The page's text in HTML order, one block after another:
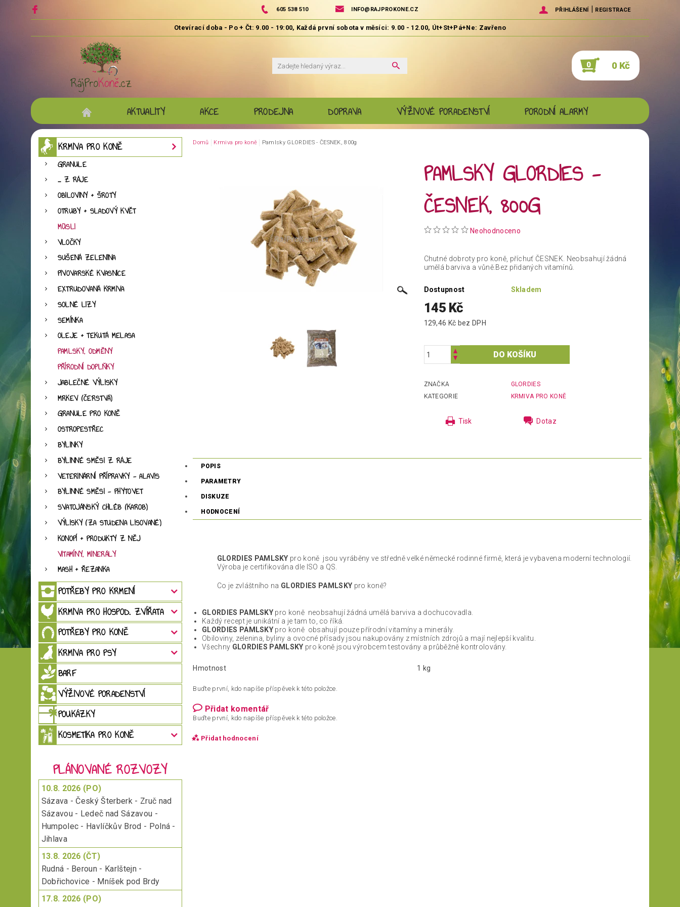
605 538 510 INFO@RAJPROKONE.CZ PŘIHLÁŠENÍ | REGISTRACE
0 0 Kč
AKTUALITY AKCE PRODEJNA DOPRAVA VÝŽIVOVÉ PORADENSTVÍ PORODNÍ ALARMY
KRMIVA PRO KONĚ
GRANULE
... Z RÁJE
OBILOVINY + ŠROTY
OTRUBY + SLADOVÝ KVĚT
MÜSLI
VLOČKY
SUŠENÁ ZELENINA
PIVOVARSKÉ KVASNICE
EXTRUDOVANÁ KRMIVA
SOLNÉ LIZY
SEMÍNKA
OLEJE + TEKUTÁ MELASA
PAMLSKY, ODMĚNY
PŘÍRODNÍ DOPLŇKY
JABLEČNÉ VÝLISKY
MRKEV (ČERSTVÁ)
GRANULE PRO KONĚ
OSTROPESTŘEC
BYLINKY
BYLINNÉ SMĚSI Z RÁJE
VETERINÁRNÍ PŘÍPRAVKY - ALAVIS
BYLINNÉ SMĚSI - PHYTOVET
SVATOJÁNSKÝ CHLÉB (KAROB)
VÝLISKY (ZA STUDENA LISOVANÉ)
KONOPÍ + PRODUKTY Z NĚJ
VITAMÍNY, MINERÁLY
MASH + ŘEZANKA
POTŘEBY PRO KRMENÍ
KRMIVA PRO HOSPOD. ZVÍŘATA
POTŘEBY PRO KONĚ
KRMIVA PRO PSY
BARF
VÝŽIVOVÉ PORADENSTVÍ
POUKÁZKY
KOSMETIKA PRO KONĚ
PLÁNOVANÉ ROZVOZY
10.8. 2026 (PO)
Sázava - Český Šterberk - Zruč nad
Sázavou - Ledeč nad Sázavou -
Humpolec - Havlíčkův Brod - Polná -
Jihlava
13.8. 2026 (ČT)
Rudná - Beroun - Karlštejn -
Dobřichovice - Mníšek pod Brdy
17.8. 2026 (PO)
Domů Krmiva pro koně Pamlsky GLORDIES - ČESNEK, 800g
PAMLSKY GLORDIES -
ČESNEK, 800G
Neohodnoceno
Chutné dobroty pro koně, příchuť ČESNEK. Neobsahují žádná
umělá barviva a vůně.Bez přidaných vitamínů.
Dostupnost Skladem
145 Kč
129,46 Kč bez DPH
ZNAČKA
GLORDIES
KATEGORIE
KRMIVA PRO KONĚ
Tisk Dotaz
POPIS
PARAMETRY
DISKUZE
HODNOCENÍ
GLORDIES PAMLSKY pro koně jsou vyráběny ve středně velké německé rodinné firmě, která je vybavena moderní technologií.
Výroba je certifikována dle ISO a QS.
Co je zvláštního na GLORDIES PAMLSKY pro koně?
GLORDIES PAMLSKY pro koně neobsahují žádná umělá barviva a dochucovadla.
Každý recept je unikátní a je tam to, co říká.
GLORDIES PAMLSKY pro koně obsahují pouze přírodní vitamíny a minerály.
Obiloviny, zelenina, byliny a ovocné přísady jsou nakupovány z místních zdrojů a mají nejlepší kvalitu.
Všechny GLORDIES PAMLSKY pro koně jsou výrobcem testovány a průběžně kontrolovány.
Hmotnost 1 kg
Buďte první, kdo napíše příspěvek k této položce.
Přidat komentář
Buďte první, kdo napíše příspěvek k této položce.
Přidat hodnocení